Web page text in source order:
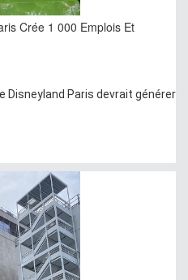
Crée 1 000 Emplois Et
Disneyland Paris devrait générer